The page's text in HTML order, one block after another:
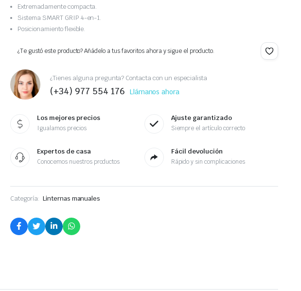
Extremadamente compacta.
Sistema SMART GRIP 4-en-1.
Posicionamiento flexible.
¿Te gustó este producto? Añádelo a tus favoritos ahora y sigue el producto.
¿Tienes alguna pregunta? Contacta con un especialista
(+34) 977 554 176 Llámanos ahora
Los mejores precios
Igualamos precios
Ajuste garantizado
Siempre el artículo correcto
Expertos de casa
Conocemos nuestros productos
Fácil devolución
Rápido y sin complicaciones
Categoría: Linternas manuales